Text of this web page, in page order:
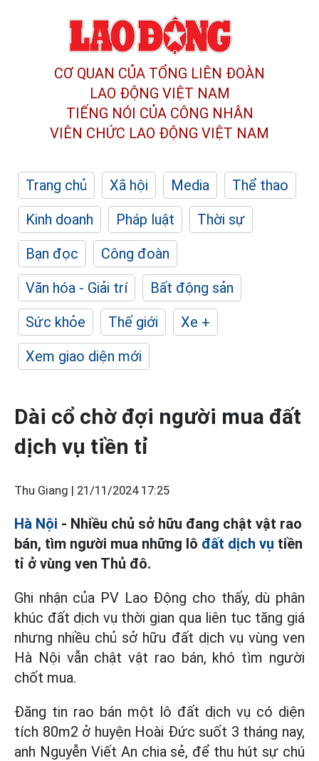
CƠ QUAN CỦA TỔNG LIÊN ĐOÀN
LAO ĐỘNG VIỆT NAM
TIẾNG NÓI CỦA CÔNG NHÂN
VIÊN CHỨC LAO ĐỘNG VIỆT NAM
Trang chủ Xã hội Media
Thể thao
Kinh doanh
Pháp luật
Thời sự
Bạn đọc
Công đoàn
Văn hóa - Giải trí
Bất động sản
Sức khỏe
Thế giới
Xe +
Xem giao diện mới
Dài cổ chờ đợi người mua đất
dịch vụ tiền tỉ
Thu Giang | 21/11/2024 17:25
Hà Nội - Nhiều chủ sở hữu đang chật vật rao
bán, tìm người mua những lô đất dịch vụ tiền
tỉ ở vùng ven Thủ đô.
Ghi nhận của PV Lao Động cho thấy, dù phân
khúc đất dịch vụ thời gian qua liên tục tăng giá
nhưng nhiều chủ sở hữu đất dịch vụ vùng ven
Hà Nội vẫn chật vật rao bán, khó tìm người
chốt mua.
Đăng tin rao bán một lô đất dịch vụ có diện
tích 80m2 ở huyện Hoài Đức suốt 3 tháng nay,
anh Nguyễn Viết An chia sẻ, để thu hút sự chú